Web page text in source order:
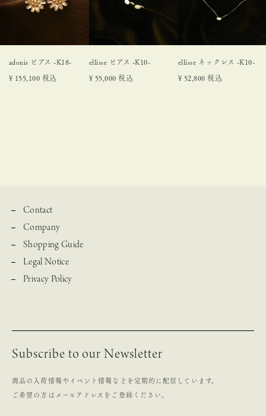
adonis ピアス -K18-
¥ 155,100 税込
ellisse ピアス -K10-
¥ 55,000 税込
ellisse ネックレス -K10-
¥ 52,800 税込
Subscribe to our Newsletter
商品の入荷情報やイベント情報などを定期的に配信しています。
ご希望の方はメールアドレスをご登録ください。
Contact
Company
Shopping Guide
Legal Notice
Privacy Policy